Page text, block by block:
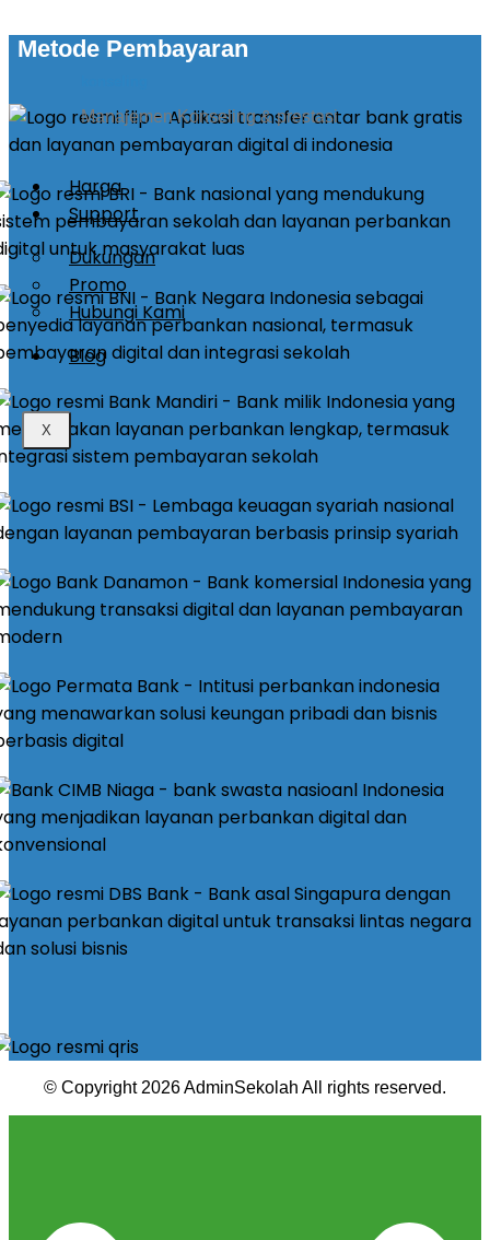
Manajemen Konseling & prestasi
Harga
Support
Dukungan
Promo
Hubungi Kami
Blog
X
Metode Pembayaran
© Copyright 2026 AdminSekolah All rights reserved.